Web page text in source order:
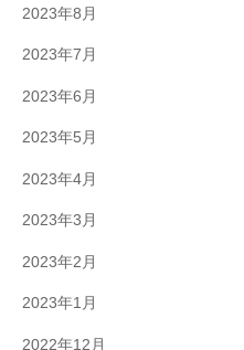
2023年8月
2023年7月
2023年6月
2023年5月
2023年4月
2023年3月
2023年2月
2023年1月
2022年12月